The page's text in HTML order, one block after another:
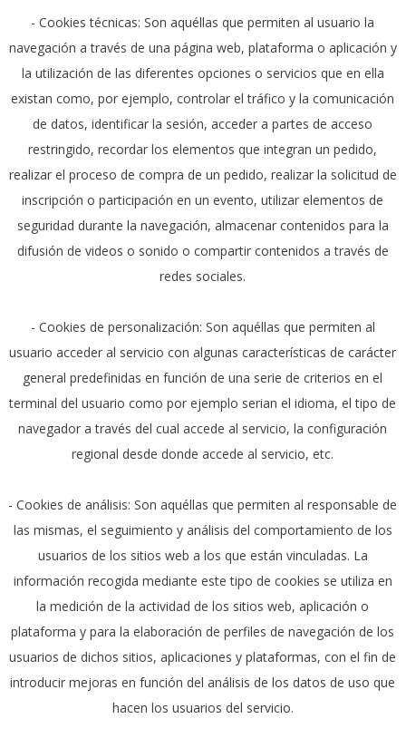
- Cookies técnicas: Son aquéllas que permiten al usuario la
navegación a través de una página web, plataforma o aplicación y
la utilización de las diferentes opciones o servicios que en ella
existan como, por ejemplo, controlar el tráfico y la comunicación
de datos, identificar la sesión, acceder a partes de acceso
restringido, recordar los elementos que integran un pedido,
realizar el proceso de compra de un pedido, realizar la solicitud de
inscripción o participación en un evento, utilizar elementos de
seguridad durante la navegación, almacenar contenidos para la
difusión de videos o sonido o compartir contenidos a través de
redes sociales.
- Cookies de personalización: Son aquéllas que permiten al
usuario acceder al servicio con algunas características de carácter
general predefinidas en función de una serie de criterios en el
terminal del usuario como por ejemplo serian el idioma, el tipo de
navegador a través del cual accede al servicio, la configuración
regional desde donde accede al servicio, etc.
- Cookies de análisis: Son aquéllas que permiten al responsable de
las mismas, el seguimiento y análisis del comportamiento de los
usuarios de los sitios web a los que están vinculadas. La
información recogida mediante este tipo de cookies se utiliza en
la medición de la actividad de los sitios web, aplicación o
plataforma y para la elaboración de perfiles de navegación de los
usuarios de dichos sitios, aplicaciones y plataformas, con el fin de
introducir mejoras en función del análisis de los datos de uso que
hacen los usuarios del servicio.